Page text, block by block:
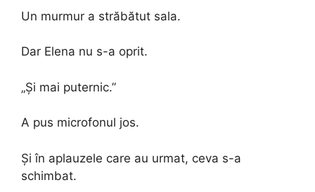
Un murmur a străbătut sala.
Dar Elena nu s-a oprit.
„Și mai puternic.”
A pus microfonul jos.
Și în aplauzele care au urmat, ceva s-a
schimbat.